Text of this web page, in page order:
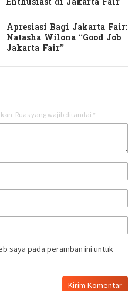
Enthusiast di Jakarta Fair
Apresiasi Bagi Jakarta Fair:
Natasha Wilona “Good Job
Jakarta Fair”
Ruas yang wajib ditandai *
saya pada peramban ini untuk